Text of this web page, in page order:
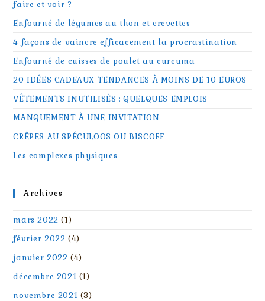
faire et voir ?
Enfourné de légumes au thon et crevettes
4 façons de vaincre efficacement la procrastination
Enfourné de cuisses de poulet au curcuma
20 IDÉES CADEAUX TENDANCES À MOINS DE 10 EUROS
VÊTEMENTS INUTILISÉS : QUELQUES EMPLOIS
MANQUEMENT À UNE INVITATION
CRÊPES AU SPÉCULOOS OU BISCOFF
Les complexes physiques
Archives
mars 2022 (1)
février 2022 (4)
janvier 2022 (4)
décembre 2021 (1)
novembre 2021 (3)